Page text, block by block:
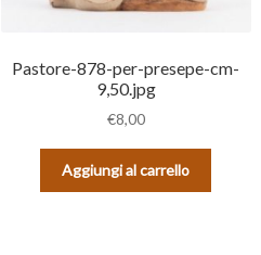
Pastore-878-per-presepe-cm-
9,50.jpg
€8,00
Aggiungi al carrello